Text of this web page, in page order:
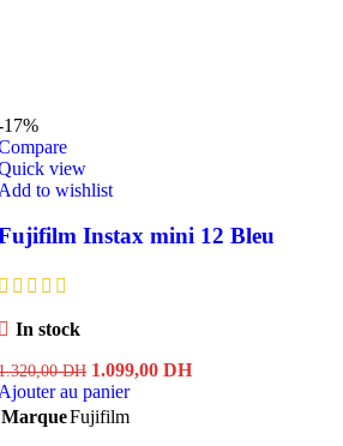
17%
view
to wishlist
Instax mini 12 Bleu
In stock
DH Le
prix
initial
était :
1.099,00 DHLe
au panier
MarqueFujifilm